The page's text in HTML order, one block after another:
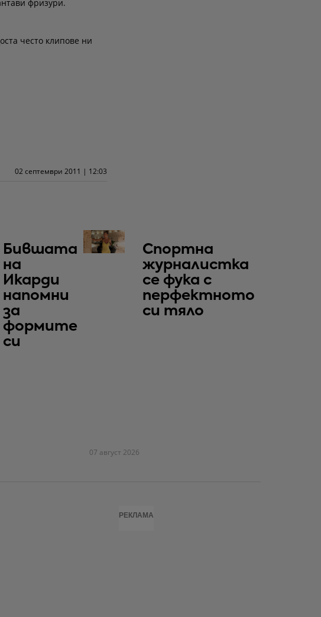
фризури.
често клипове ни
02 септември 2011 | 12:03
Бившата
на
Икарди
напомни
за
формите
си
Спортна
журналистка
се фука с
перфектното
си тяло
07 август 2026
РЕКЛАМА